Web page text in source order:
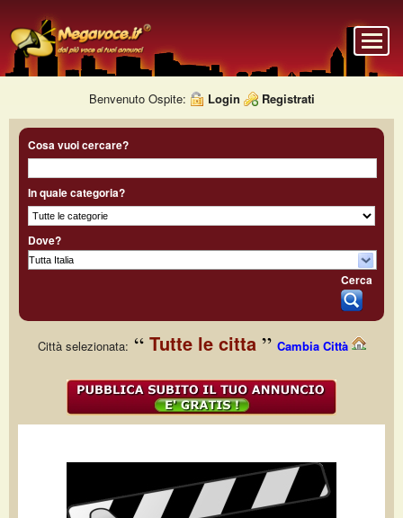
Benvenuto Ospite: Login Registrati
Cosa vuoi cercare?
In quale categoria?
Dove?
Cerca
Città selezionata: Tutte le citta Cambia Città